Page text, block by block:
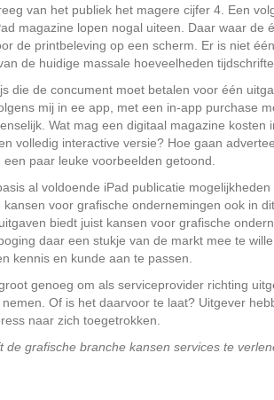
van het publiek het magere cijfer 4. Een
magazine lopen nogal uiteen. Daar waar de
de printbeleving op een scherm. Er is niet
de huidige massale hoeveelheden
die de concument moet betalen voor één
mij in ee app, met een in-app purchase
Wat mag een digitaal magazine kosten
volledig interactive versie? Hoe gaan
paar leuke voorbeelden getoond.
al voldoende iPad publicatie
kansen voor grafische ondernemingen ook in
biedt juist kansen voor grafische
daar een stukje van de markt mee te
kennis en kunde aan te passen.
genoeg om als serviceprovider richting
Of is het daarvoor te laat? Uitgever
naar zich toegetrokken.
de grafische branche kansen services te